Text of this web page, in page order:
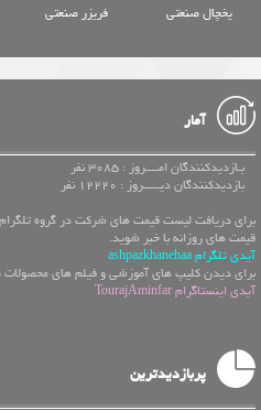
یخچال صنعتی
فریزر صنعتی
آمار
بـازدیدکنندگان امــــروز : 3085 نفر
بازدیدکنندگان دیـــــروز : 12220 نفر
برای دریافت لیست قیمت های شرکت در گروه
قیمت های روزانه با خبر شوید.
آیدی تلگرام ashpazkhanehaa
برای دیدن کلیپ های آموزشی و فیلم های محصولات ما
آیدی اینستاگرام TourajAminfar
پربازدیدترین